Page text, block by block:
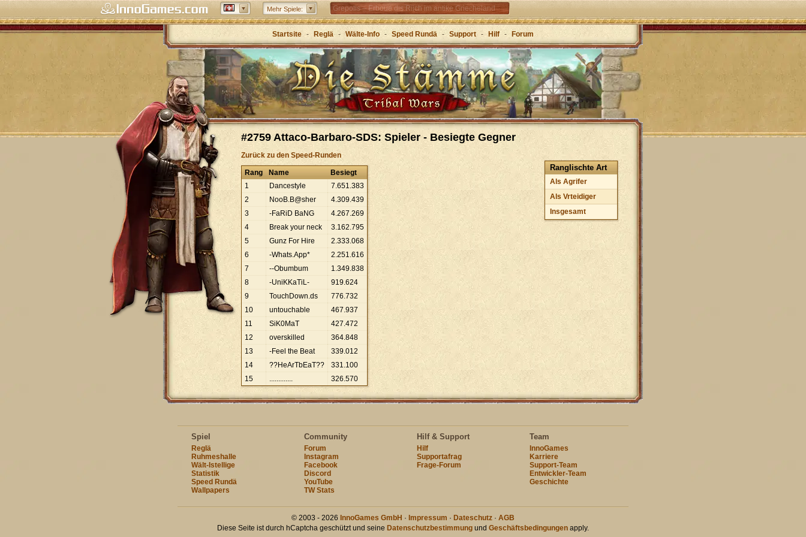
Mehr Spiele: Grepolis – Erboue dis Riich im antike Griecheland
Startsite - Reglä - Wälte-Info - Speed Rundä - Support - Hilf - Forum
#2759 Attaco-Barbaro-SDS: Spieler - Besiegte Gegner
Zurück zu den Speed-Runden
Ranglischte Art
Als Agrifer
Als Vrteidiger
Insgesamt
Rang Name
Besiegt
1
Dancestyle 7.651.383
2
NooB.B@sher 4.309.439
3
-FaRiD BaNG 4.267.269
4
Break your neck 3.162.795
5
Gunz For Hire 2.333.068
6
-Whats.App* 2.251.616
7
--Obumbum 1.349.838
8
-UniKKaTiL- 919.624
9
TouchDown.ds 776.732
10
untouchable 467.937
11
SiK0MaT 427.472
12
overskilled 364.848
13
-Feel the Beat 339.012
14
??HeArTbEaT?? 331.100
15
............. 326.570
Spiel
Reglä
Ruhmeshalle
Wält-Istellige
Statistik
Speed Rundä
Wallpapers
Community
Forum
Instagram
Facebook
Discord
YouTube
TW Stats
Hilf & Support
Hilf
Supportafrag
Frage-Forum
Team
InnoGames
Karriere
Support-Team
Entwickler-Team
Geschichte
© 2003 - 2026 InnoGames GmbH · Impressum · Dateschutz · AGB
Diese Seite ist durch hCaptcha geschützt und seine Datenschutzbestimmung und Geschäftsbedingungen apply.